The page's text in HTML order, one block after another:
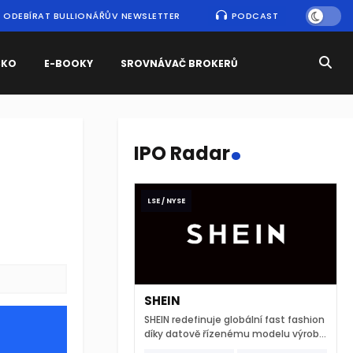
ODEBÍRAT BULLIONÁŘŮV NEWSLETTER PODCAST
E-BOOKY SROVNÁVAČ BROKERŮ
IPO Radar.
LSE / NYSE
SHEIN
SHEIN redefinuje globální fast fashion
díky datově řízenému modelu výroby